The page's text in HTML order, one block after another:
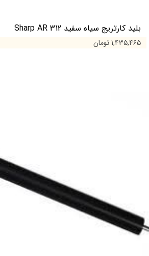
بلید کارتریج سیاه سفید Sharp AR 312
۱,۴۳۵,۴۶۵ تومان